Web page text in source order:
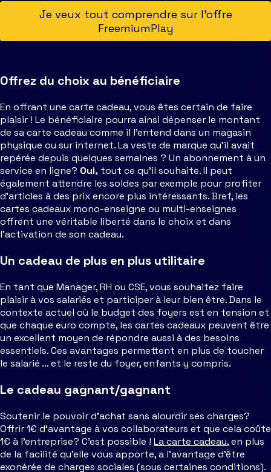
Je veux tout comprendre sur l’offre
FreemiumPlay
Offrez du choix au bénéficiaire
En offrant une carte cadeau, vous êtes certain de faire
plaisir ! Le bénéficiaire pourra ainsi dépenser le montant
de sa carte cadeau comme il l’entend dans un magasin
physique ou sur internet.La veste de marque qu’il avait
repérée depuis quelques semaines ? Un abonnement à un
service en ligne? Oui, tout ce qu’il souhaite. Il peut
également attendre les soldes par exemple pour profiter
d’articles à des prix encore plus intéressants. Bref, les
cartes cadeaux mono-enseigne ou multi-enseignes
offrent une véritable liberté dans le choix et dans
l’activation de son cadeau.
Un cadeau de plus en plus utilitaire
En tant que Manager, RH ou CSE, vous souhaitez faire
plaisir à vos salariés et participer à leur bien être. Dans le
contexte actuel où le budget des foyers est en tension et
que chaque euro compte, les cartes cadeaux peuvent être
un excellent moyen de répondre aussi à des besoins
essentiels. Ces avantages permettent en plus de toucher
le salarié … et le reste du foyer, enfants y compris.
Le cadeau gagnant/gagnant
Soutenir le pouvoir d’achat sans alourdir ses charges?
Offrir 1€ d’avantage à vos collaborateurs et que cela coûte
1€ à l’entreprise? C’est possible ! La carte cadeau, en plus
de la facilité qu’elle vous apporte, a l’avantage d’être
exonérée de charges sociales (sous certaines conditions).